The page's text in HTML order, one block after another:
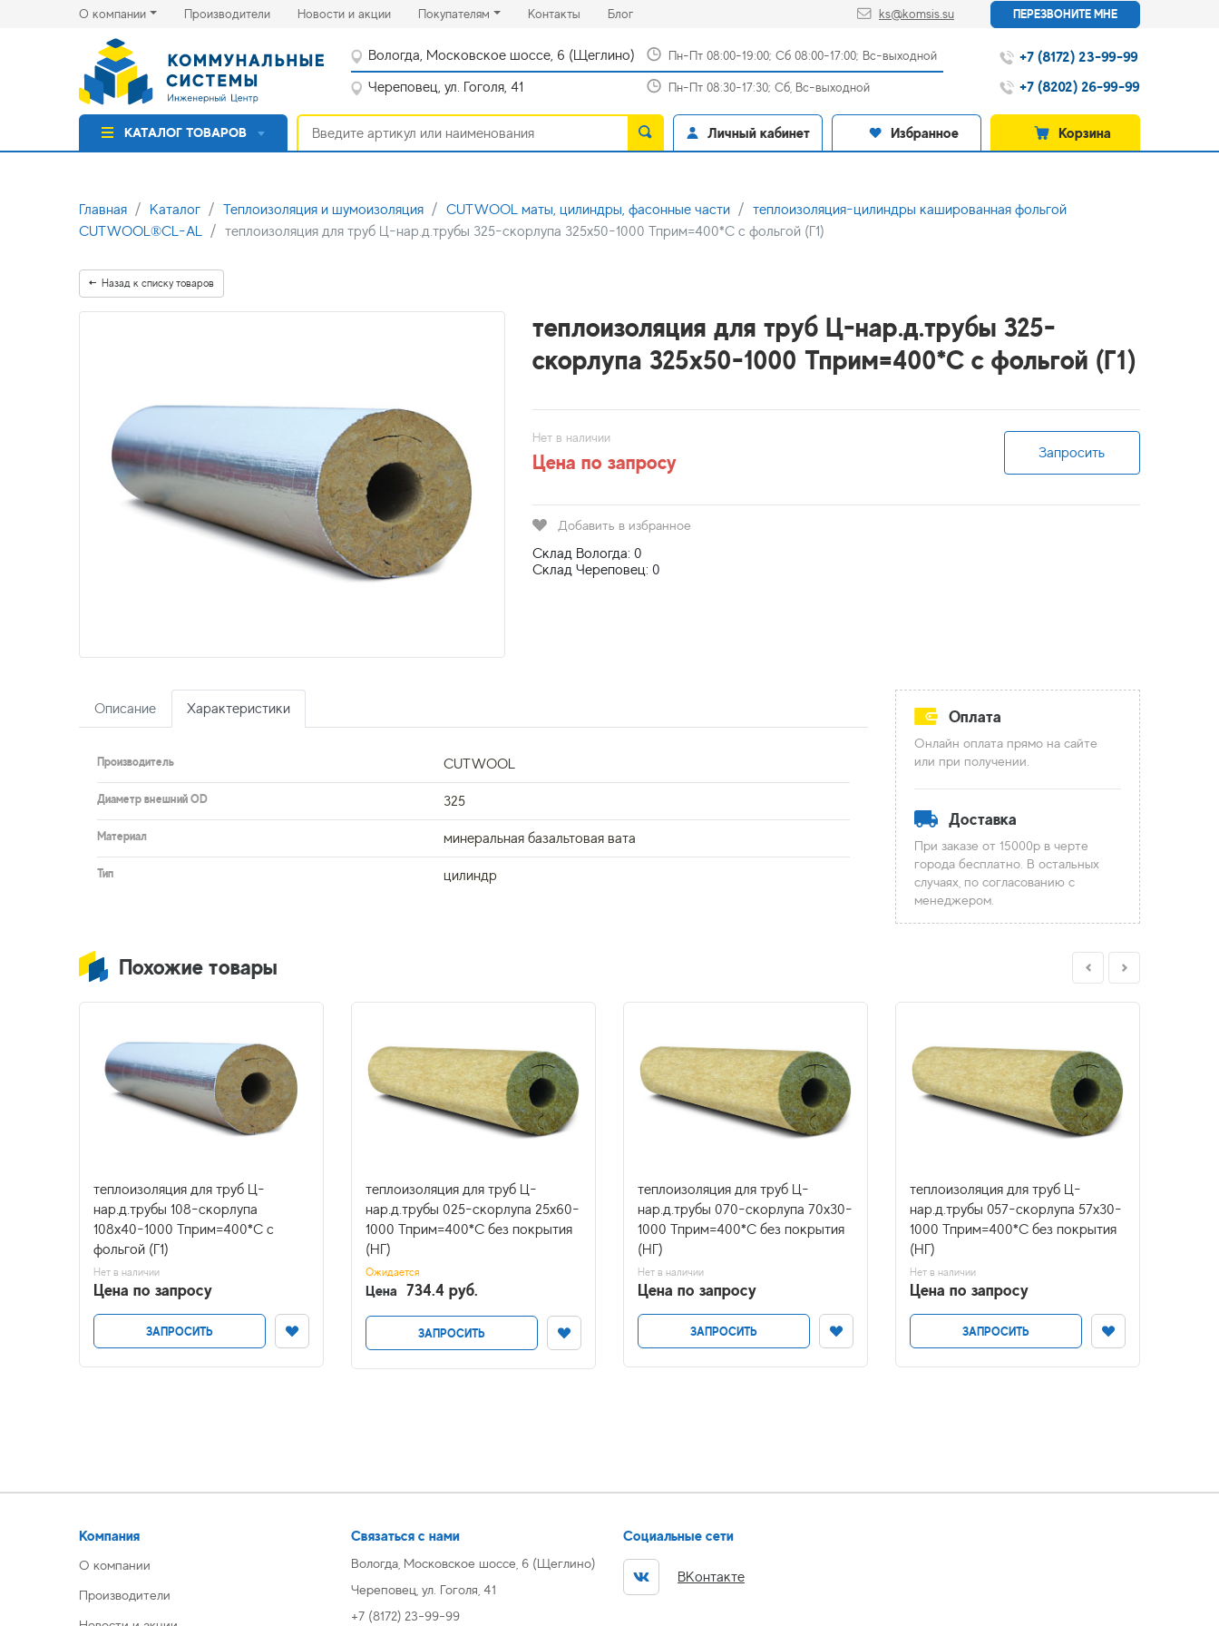
О компании Производители(current)Новости и акции(current)Покупателям Контакты(current)
Блог(current) ks@komsis.su ПЕРЕЗВОНИТЕ МНЕ
Вологда, Московское шоссе, 6 (Щеглино) Пн-Пт 08:00-19:00; Сб 08:00-17:00; Вс-выходной
Череповец, ул. Гоголя, 41 Пн-Пт 08:30-17:30; Сб, Вс-выходной
+7 (8172) 23-99-99
+7 (8202) 26-99-99
КАТАЛОГ ТОВАРОВ Личный кабинет Избранное Корзина
Главная Каталог Теплоизоляция и шумоизоляция CUTWOOL маты, цилиндры, фасонные части
теплоизоляция-цилиндры кашированная фольгой
CUTWOOL®CL-AL
теплоизоляция для труб Ц-нар.д.трубы 325-скорлупа 325х50-1000 Тприм=400*С с фольгой (Г1)
Назад к списку товаров
теплоизоляция для труб Ц-нар.д.трубы 325-
скорлупа 325х50-1000 Тприм=400*С с фольгой (Г1)
Нет в наличии
Цена по запросу Запросить
Добавить в избранное
Склад Вологда: 0
Склад Череповец: 0
Описание Характеристики
Производитель CUTWOOL
Диаметр внешний OD 325
Материал минеральная базальтовая вата
Тип цилиндр
Оплата
Онлайн оплата прямо на сайте
или при получении.
Доставка
При заказе от 15000р в черте
города бесплатно. В остальных
случаях, по согласованию с
менеджером.
Похожие товары
теплоизоляция для труб Ц-
нар.д.трубы 108-скорлупа
108х40-1000 Тприм=400*С с
фольгой (Г1)
Нет в наличии
Цена по запросу
ЗАПРОСИТЬ
теплоизоляция для труб Ц-
нар.д.трубы 025-скорлупа 25х60-
1000 Тприм=400*С без покрытия
(НГ)
Ожидается
Цена 734.4 руб.
ЗАПРОСИТЬ
теплоизоляция для труб Ц-
нар.д.трубы 070-скорлупа 70х30-
1000 Тприм=400*С без покрытия
(НГ)
Нет в наличии
Цена по запросу
ЗАПРОСИТЬ
теплоизоляция для труб Ц-
нар.д.трубы 057-скорлупа 57х30-
1000 Тприм=400*С без покрытия
(НГ)
Нет в наличии
Цена по запросу
ЗАПРОСИТЬ
Компания
О компании
Производители
Связаться с нами
Вологда, Московское шоссе, 6 (Щеглино)
Череповец, ул. Гоголя, 41
+7 (8172) 23-99-99
Социальные сети
ВКонтакте